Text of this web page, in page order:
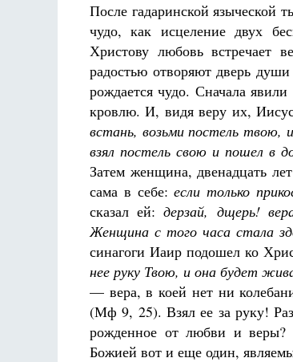
После гадаринской языческой
чудо, как исцеление двух
Христову любовь встречает
радостью отворяют дверь
рождается чудо. Сначала
кровлю. И, видя веру их,
встань, возьми постель твою,
взял постель свою и пошел в
Затем женщина, двенадцать
сама в себе:если только
сказал ей:дерзай, дщерь!
Женщина с того часа стала
синагоги Иаир подошел ко
нее руку Твою, и она будет
— вера, в коей нет ни
(Мф 9, 25). Взял ее за руку!
рожденное от любви и веры?
Божией вот и еще один,